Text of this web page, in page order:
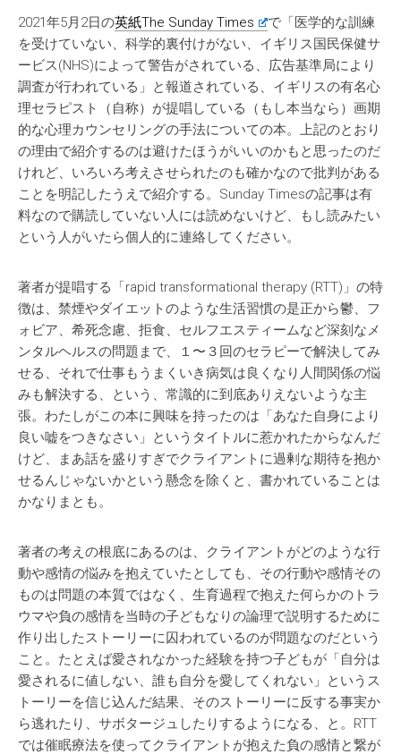
2021年5月2日の英紙The Sunday Times
で「医学的な訓練
を受けていない、科学的裏付けがない、イギリス国民保健サ
ービス(NHS)によって警告がされている、広告基準局により
調査が行われている」と報道されている、イギリスの有名心
理セラピスト（自称）が提唱している（もし本当なら）画期
的な心理カウンセリングの手法についての本。上記のとおり
の理由で紹介するのは避けたほうがいいのかもと思ったのだ
けれど、いろいろ考えさせられたのも確かなので批判がある
ことを明記したうえで紹介する。Sunday Timesの記事は有
料なので購読していない人には読めないけど、もし読みたい
という人がいたら個人的に連絡してください。
著者が提唱する「rapid transformational therapy (RTT)」の特
徴は、禁煙やダイエットのような生活習慣の是正から鬱、フ
ォビア、希死念慮、拒食、セルフエスティームなど深刻なメ
ンタルヘルスの問題まで、１〜３回のセラピーで解決してみ
せる、それで仕事もうまくいき病気は良くなり人間関係の悩
みも解決する、という、常識的に到底ありえないような主
張。わたしがこの本に興味を持ったのは「あなた自身により
良い嘘をつきなさい」というタイトルに惹かれたからなんだ
けど、まあ話を盛りすぎでクライアントに過剰な期待を抱か
せるんじゃないかという懸念を除くと、書かれていることは
かなりまとも。
著者の考えの根底にあるのは、クライアントがどのような行
動や感情の悩みを抱えていたとしても、その行動や感情その
ものは問題の本質ではなく、生育過程で抱えた何らかのトラ
ウマや負の感情を当時の子どもなりの論理で説明するために
作り出したストーリーに囚われているのが問題なのだという
こと。たとえば愛されなかった経験を持つ子どもが「自分は
愛されるに値しない、誰も自分を愛してくれない」というス
トーリーを信じ込んだ結果、そのストーリーに反する事実か
ら逃れたり、サボタージュしたりするようになる、と。RTT
では催眠療法を使ってクライアントが抱えた負の感情と繋が